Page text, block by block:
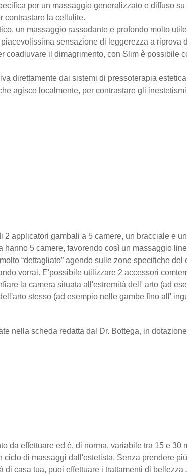
per un massaggio generalizzato e diffuso
contrastare la cellulite.
un massaggio rassodante e profondo molto
sensazione di leggerezza a riprova
coadiuvare il dimagrimento, con Slim è possibile
direttamente dai sistemi di pressoterapia
agisce localmente, per contrastare gli
applicatori gambali a 5 camere, un bracciale e
5 camere, favorendo così un massaggio
“dettagliato” agendo sulle zone specifiche
vorrai. E'possibile utilizzare 2 accessori
la camera situata all'estremità dell' arto (ad
stesso (ad esempio nelle gambe fino all'
nella scheda redatta dal Dr. Bottega, in
da effettuare ed è, di norma, variabile tra 15 e 30
di massaggi dall'estetista. Senza prendere
casa tua, puoi effettuare i trattamenti di